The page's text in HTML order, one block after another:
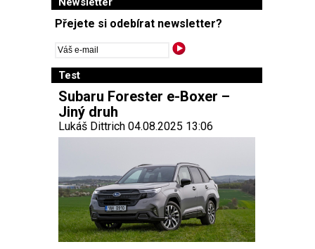
Přejete si odebírat newsletter?
Test
Subaru Forester e-Boxer –
Jiný druh
Lukáš Dittrich 04.08.2025 13:06